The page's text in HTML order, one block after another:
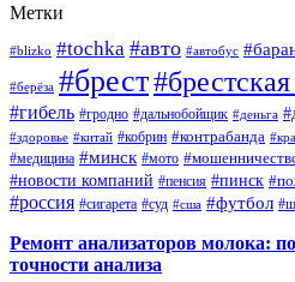
Метки
#blizko #tochka #авто #автобус
#берёза #брест
#гибель #гродно #дальнобойщик #деньга
#здоровье #китай #кобрин #контрабанда
#медицина #минск #мото
#новости компаний #пенсия #пинск
#россия #сигарета #суд #сша #футбол
Ремонт анализаторов молока:
точности анализа